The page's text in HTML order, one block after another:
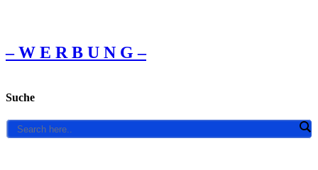
– W Ε R Β U Ν G –
Suche